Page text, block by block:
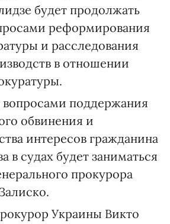
будет продолжать
реформирования
и расследования
в отношении
вопросами поддержания
обвинения и
интересов гражданина
в судах будет заниматься
прокурора
Украины Викто